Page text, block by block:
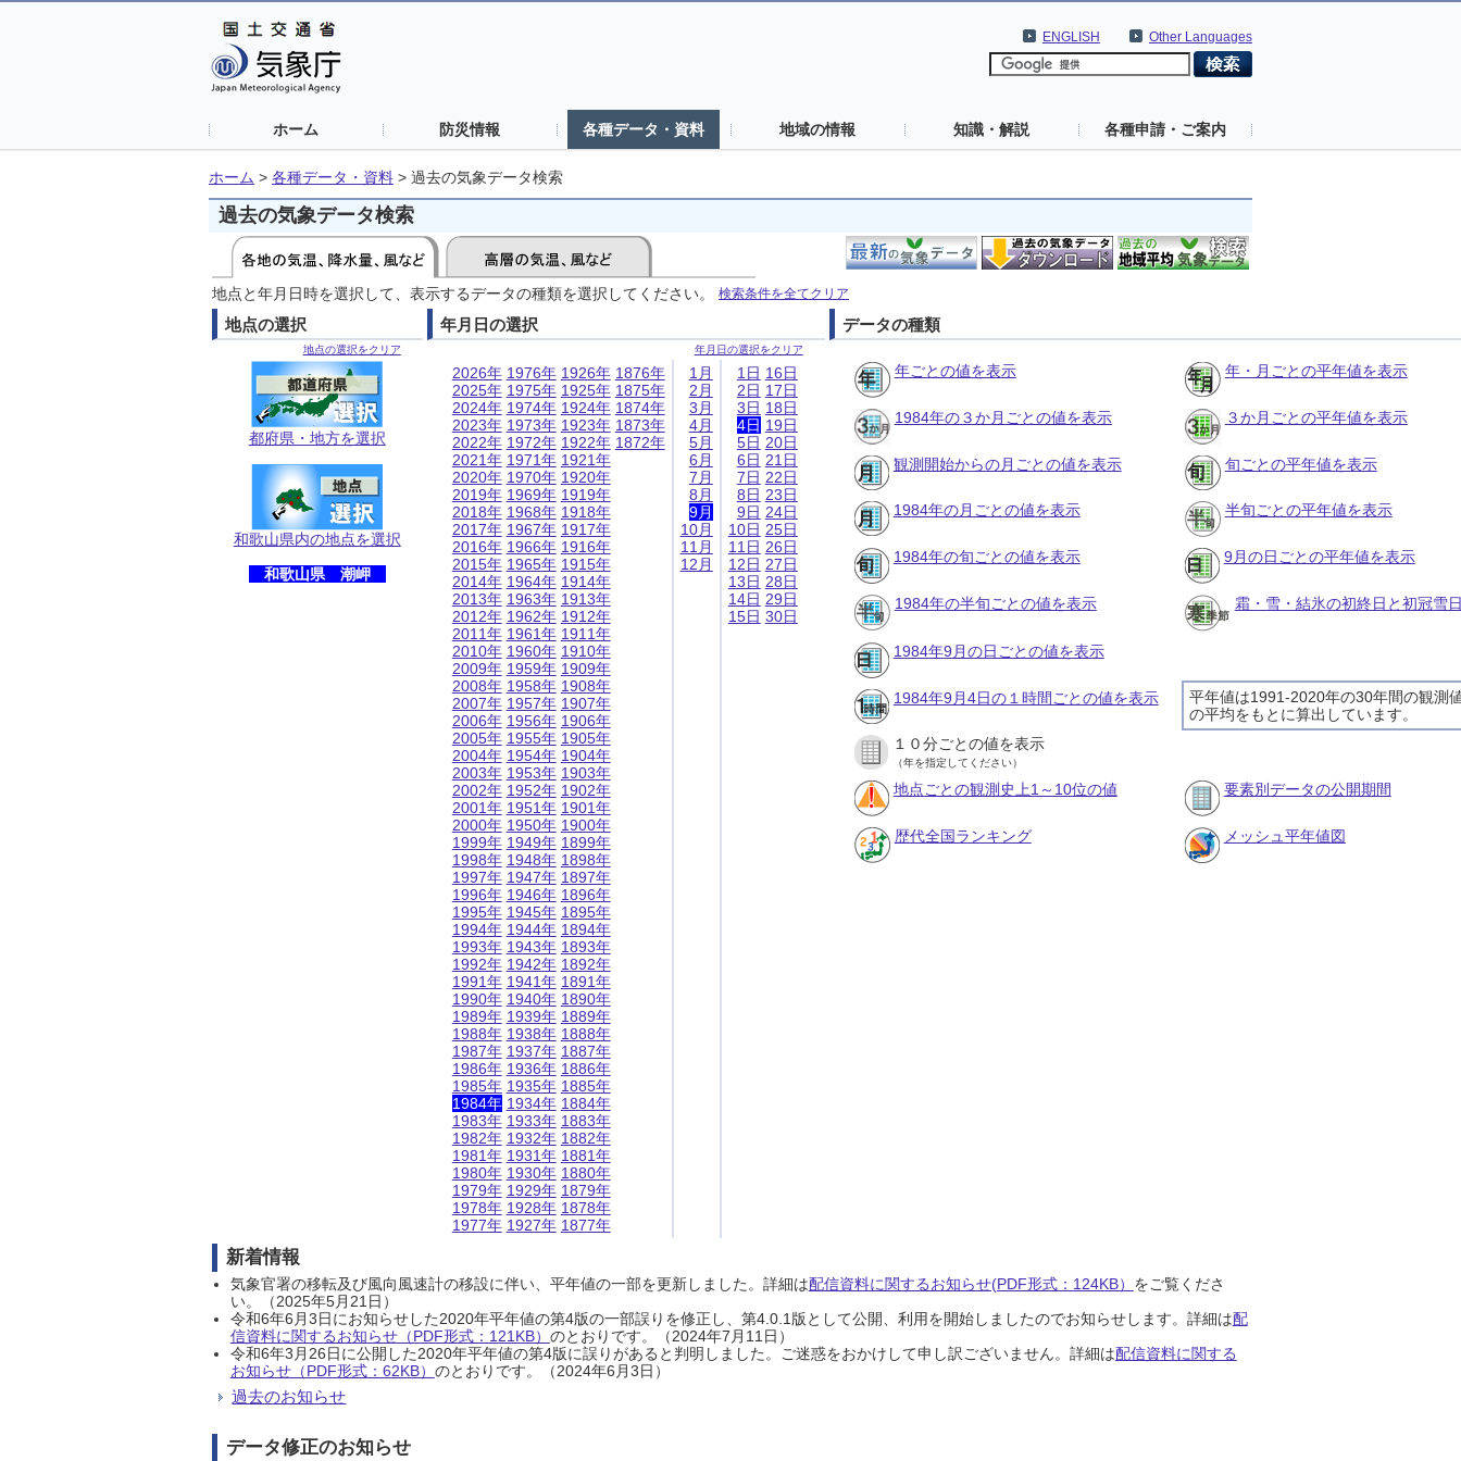
Other Languages
ENGLISH
ホーム 防災情報 各種データ・資料 地域の情報 知識・解説 各種申請・ご案内
ホーム > 各種データ・資料 > 過去の気象データ検索
過去の気象データ検索
地点と年月日時を選択して、表示するデータの種類を選択してください。 検索条件を全てクリア
地点の選択
地点の選択をクリア
都府県・地方を選択
和歌山県内の地点を選択
和歌山県 潮岬
年月日の選択
年月日の選択をクリア
2026年
2025年
2024年
2023年
2022年
2021年
2020年
2019年
2018年
2017年
2016年
2015年
2014年
2013年
2012年
2011年
2010年
2009年
2008年
2007年
2006年
2005年
2004年
2003年
2002年
2001年
2000年
1999年
1998年
1997年
1996年
1995年
1994年
1993年
1992年
1991年
1990年
1989年
1988年
1987年
1986年
1985年
1984年
1983年
1982年
1981年
1980年
1979年
1978年
1977年
1976年
1975年
1974年
1973年
1972年
1971年
1970年
1969年
1968年
1967年
1966年
1965年
1964年
1963年
1962年
1961年
1960年
1959年
1958年
1957年
1956年
1955年
1954年
1953年
1952年
1951年
1950年
1949年
1948年
1947年
1946年
1945年
1944年
1943年
1942年
1941年
1940年
1939年
1938年
1937年
1936年
1935年
1934年
1933年
1932年
1931年
1930年
1929年
1928年
1927年
1926年
1925年
1924年
1923年
1922年
1921年
1920年
1919年
1918年
1917年
1916年
1915年
1914年
1913年
1912年
1911年
1910年
1909年
1908年
1907年
1906年
1905年
1904年
1903年
1902年
1901年
1900年
1899年
1898年
1897年
1896年
1895年
1894年
1893年
1892年
1891年
1890年
1889年
1888年
1887年
1886年
1885年
1884年
1883年
1882年
1881年
1880年
1879年
1878年
1877年
1876年
1875年
1874年
1873年
1872年
1月
2月
3月
4月
5月
6月
7月
8月
9月
10月
11月
12月
1日
2日
3日
4日
5日
6日
7日
8日
9日
10日
11日
12日
13日
14日
15日
16日
17日
18日
19日
20日
21日
22日
23日
24日
25日
26日
27日
28日
29日
30日
データの種類
年ごとの値を表示 年・月ごとの平年値を表示
1984年の３か月ごとの値を表示 ３か月ごとの平年値を表示
観測開始からの月ごとの値を表示 旬ごとの平年値を表示
1984年の月ごとの値を表示 半旬ごとの平年値を表示
1984年の旬ごとの値を表示 9月の日ごとの平年値を表示
1984年の半旬ごとの値を表示 霜・雪・結氷の初終日と初冠雪
1984年9月の日ごとの値を表示
平年値は1991-2020年の30年間の観測
の平均をもとに算出しています。
1984年9月4日の１時間ごとの値を表示
１０分ごとの値を表示
（年を指定してください）
地点ごとの観測史上1～10位の値 要素別データの公開期間
歴代全国ランキング メッシュ平年値図
新着情報
気象官署の移転及び風向風速計の移設に伴い、平年値の一部を更新しました。詳細は配信資料に関するお知らせ(PDF形式：124KB） をご覧くださ
い。（2025年5月21日）
令和6年6月3日にお知らせした2020年平年値の第4版の一部誤りを修正し、第4.0.1版として公開、利用を開始しましたのでお知らせします。詳細は配
信資料に関するお知らせ（PDF形式：121KB） のとおりです。（2024年7月11日）
令和6年3月26日に公開した2020年平年値の第4版に誤りがあると判明しました。ご迷惑をおかけして申し訳ございません。詳細は配信資料に関する
お知らせ（PDF形式：62KB） のとおりです。（2024年6月3日）
過去のお知らせ
データ修正のお知らせ